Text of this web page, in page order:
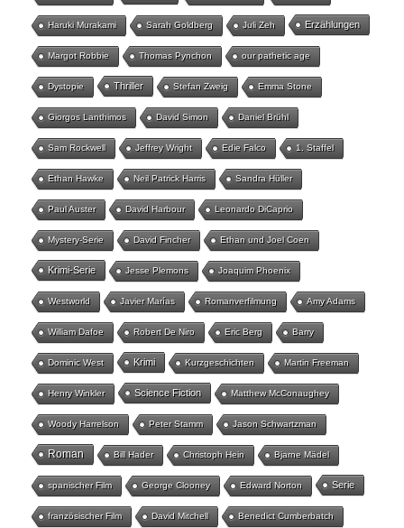
Haruki Murakami Sarah Goldberg Juli Zeh Erzählungen
Margot Robbie Thomas Pynchon our pathetic age
Dystopie Thriller Stefan Zweig Emma Stone
Giorgos Lanthimos David Simon Daniel Brühl
Sam Rockwell Jeffrey Wright Edie Falco 1. Staffel
Ethan Hawke Neil Patrick Harris Sandra Hüller
Paul Auster David Harbour Leonardo DiCaprio
Mystery-Serie David Fincher Ethan und Joel Coen
Krimi-Serie Jesse Plemons Joaquim Phoenix
Westworld Javier Marías Romanverfilmung Amy Adams
William Dafoe Robert De Niro Eric Berg Barry
Dominic West Krimi Kurzgeschichten Martin Freeman
Henry Winkler Science Fiction Matthew McConaughey
Woody Harrelson Peter Stamm Jason Schwartzman
Roman Bill Hader Christoph Hein Bjarne Mädel
spanischer Film George Clooney Edward Norton Serie
französischer Film David Mitchell Benedict Cumberbatch